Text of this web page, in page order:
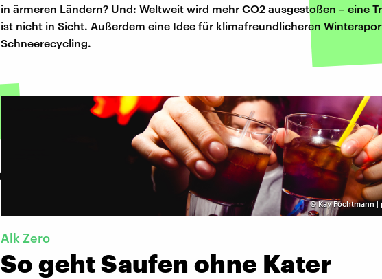
in ärmeren Ländern? Und: Weltweit wird mehr CO2 ausgestoßen – eine
ist nicht in Sicht. Außerdem eine Idee für klimafreundlicheren
Schneerecycling.
©Kay Fochtmann |
Alk Zero
So geht Saufen ohne Kater